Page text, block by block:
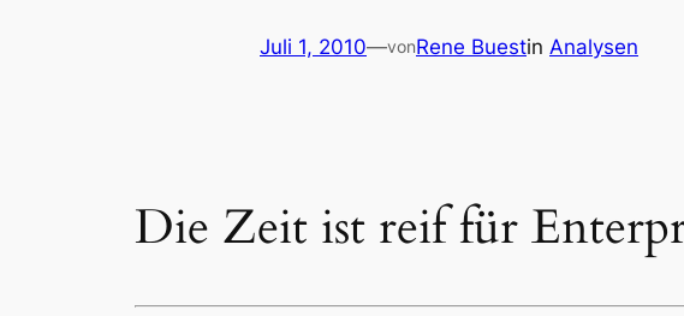
Juli 1, 2010—vonRene Buestin Analysen
Die Zeit ist reif für